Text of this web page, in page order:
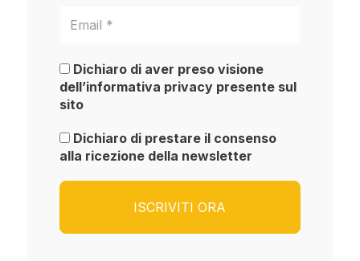
Dichiaro di aver preso visione
dell’informativa privacy presente sul
sito
Dichiaro di prestare il consenso
alla ricezione della newsletter